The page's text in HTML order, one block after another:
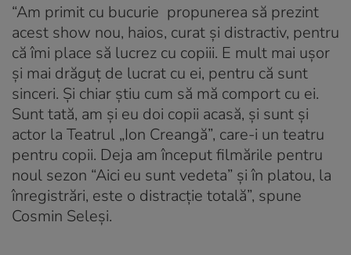
“Am primit cu bucurie propunerea să prezint
acest show nou, haios, curat și distractiv, pentru
că îmi place să lucrez cu copiii. E mult mai ușor
și mai drăguț de lucrat cu ei, pentru că sunt
sinceri. Și chiar știu cum să mă comport cu ei.
Sunt tată, am și eu doi copii acasă, și sunt și
actor la Teatrul „Ion Creangă”, care-i un teatru
pentru copii. Deja am început filmările pentru
noul sezon “Aici eu sunt vedeta” și în platou, la
înregistrări, este o distracție totală”, spune
Cosmin Seleși.